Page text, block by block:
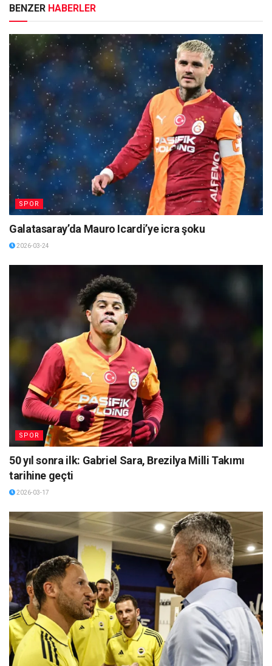
BENZER HABERLER
SPOR
Galatasaray’da Mauro Icardi’ye icra şoku
2026-03-24
SPOR
50 yıl sonra ilk: Gabriel Sara, Brezilya Milli Takımı
tarihine geçti
2026-03-17